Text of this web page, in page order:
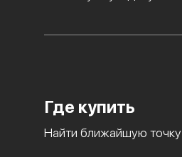
Где купить
Найти ближайшую